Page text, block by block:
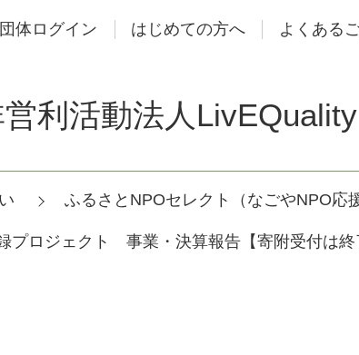
体ログイン はじめての方へ よくある
利活動法人
ふるさとNPOセレクト（なごやNPO応
プロジェクト 事業・決算報告【寄附受付は終